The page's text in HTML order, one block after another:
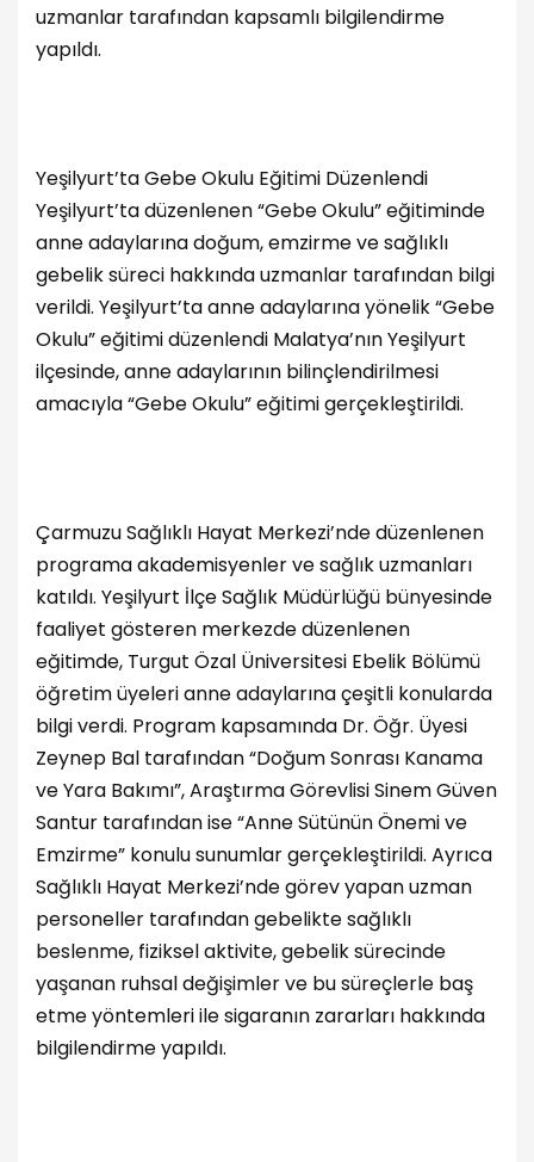
uzmanlar tarafından kapsamlı bilgilendirme
yapıldı.
Yeşilyurt’ta Gebe Okulu Eğitimi Düzenlendi
Yeşilyurt’ta düzenlenen “Gebe Okulu” eğitiminde
anne adaylarına doğum, emzirme ve sağlıklı
gebelik süreci hakkında uzmanlar tarafından bilgi
verildi. Yeşilyurt’ta anne adaylarına yönelik “Gebe
Okulu” eğitimi düzenlendi Malatya’nın Yeşilyurt
ilçesinde, anne adaylarının bilinçlendirilmesi
amacıyla “Gebe Okulu” eğitimi gerçekleştirildi.
Çarmuzu Sağlıklı Hayat Merkezi’nde düzenlenen
programa akademisyenler ve sağlık uzmanları
katıldı. Yeşilyurt İlçe Sağlık Müdürlüğü bünyesinde
faaliyet gösteren merkezde düzenlenen
eğitimde, Turgut Özal Üniversitesi Ebelik Bölümü
öğretim üyeleri anne adaylarına çeşitli konularda
bilgi verdi. Program kapsamında Dr. Öğr. Üyesi
Zeynep Bal tarafından “Doğum Sonrası Kanama
ve Yara Bakımı”, Araştırma Görevlisi Sinem Güven
Santur tarafından ise “Anne Sütünün Önemi ve
Emzirme” konulu sunumlar gerçekleştirildi. Ayrıca
Sağlıklı Hayat Merkezi’nde görev yapan uzman
personeller tarafından gebelikte sağlıklı
beslenme, fiziksel aktivite, gebelik sürecinde
yaşanan ruhsal değişimler ve bu süreçlerle baş
etme yöntemleri ile sigaranın zararları hakkında
bilgilendirme yapıldı.